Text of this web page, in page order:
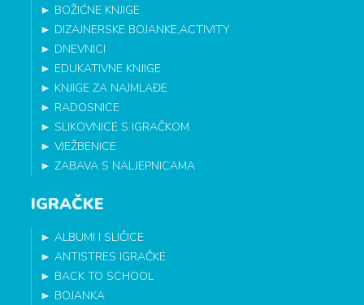
► BOŽIĆNE KNJIGE
► DIZAJNERSKE BOJANKE,ACTIVITY
► DNEVNICI
► EDUKATIVNE KNJIGE
► KNJIGE ZA NAJMLAĐE
► RADOSNICE
►SLIKOVNICE S IGRAČKOM
►VJEŽBENICE
►ZABAVA S NALJEPNICAMA
IGRAČKE
►ALBUMI I SLIČICE
►ANTISTRES IGRAČKE
► BACK TO SCHOOL
► BOJANKA